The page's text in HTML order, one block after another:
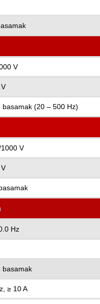
V
basamak (20 – 500 Hz)
V
Hz
basamak
≥ 10 A